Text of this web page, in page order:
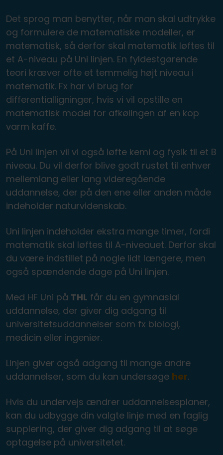
Det sprog man benytter, når man skal udtrykke
og formulere de matematiske modeller, er
matematisk, så derfor skal matematik løftes til
et A-niveau på Uni linjen. En fyldestgørende
teori kræver ofte et temmelig højt niveau i
matematik. Fx har vi brug for
differentialligninger, hvis vi vil opstille en
matematisk model for afkølingen af en kop
varm kaffe.
På Uni linjen vil vi også løfte kemi og fysik til et B
niveau. Du vil derfor blive godt rustet til enhver
mellemlang eller lang videregående
uddannelse, der på den ene eller anden måde
indeholder naturvidenskab.
Uni linjen indeholder ekstra mange timer, fordi
matematik skal løftes til A-niveauet. Derfor skal
du være indstillet på nogle lidt længere, men
også spændende dage på Uni linjen.
Med HF Uni på THL får du en gymnasial
uddannelse, der giver dig adgang til
universitetsuddannelser som fx biologi,
medicin eller ingeniør.
Linjen giver også adgang til mange andre
uddannelser, som du kan undersøge her.
Hvis du undervejs ændrer uddannelsesplaner,
kan du udbygge din valgte linje med en faglig
supplering, der giver dig adgang til at søge
optagelse på universitetet.